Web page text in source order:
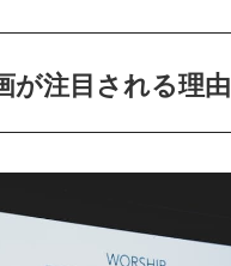
が注目される理由